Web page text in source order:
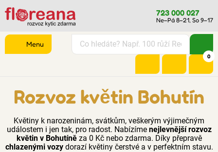
723 000 027
Ne–Pá 8–21, So 9–17
0
Menu
Rozvoz květin Bohutín
Květiny k narozeninám, svátkům, veškerým výjimečným
událostem i jen tak, pro radost. Nabízíme nejlevnější rozvoz
květin v Bohutíněza 0 Kč nebo zdarma. Díky přepravě
chlazenými vozydorazí květiny čerstvé a v perfektním stavu.